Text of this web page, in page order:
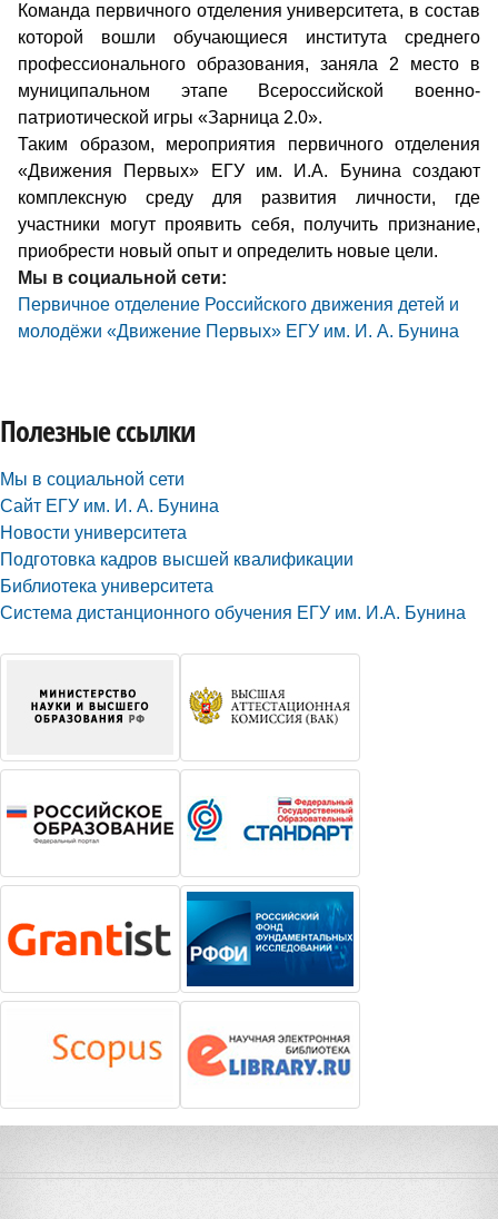
Команда первичного отделения университета, в состав
которой вошли обучающиеся института среднего
профессионального образования, заняла 2 место в
муниципальном этапе Всероссийской военно-
патриотической игры «Зарница 2.0».
Таким образом, мероприятия первичного отделения
«Движения Первых» ЕГУ им. И.А. Бунина создают
комплексную среду для развития личности, где
участники могут проявить себя, получить признание,
приобрести новый опыт и определить новые цели.
Мы в социальной сети:
Первичное отделение Российского движения детей и
молодёжи «Движение Первых» ЕГУ им. И. А. Бунина
Полезные ссылки
Мы в социальной сети
Сайт ЕГУ им. И. А. Бунина
Новости университета
Подготовка кадров высшей квалификации
Библиотека университета
Система дистанционного обучения ЕГУ им. И.А. Бунина